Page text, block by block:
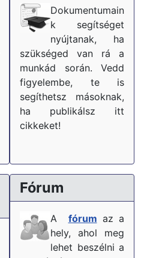
Dokumentumain
k segítséget
nyújtanak, ha
szükséged van rá a
munkád során. Vedd
figyelembe, te is
segíthetsz másoknak,
ha publikálsz itt
cikkeket!
Fórum
A fórum az a
hely, ahol meg
lehet beszélni a